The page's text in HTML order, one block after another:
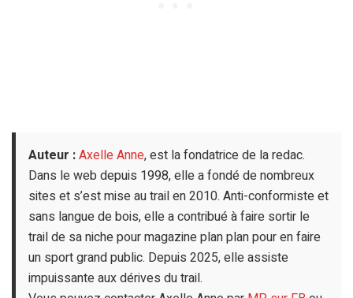
Auteur :Axelle Anne, est la fondatrice de la redac.
Dans le web depuis 1998, elle a fondé de nombreux
sites et s’est mise au trail en 2010. Anti-conformiste et
sans langue de bois, elle a contribué à faire sortir le
trail de sa niche pour magazine plan plan pour en faire
un sport grand public. Depuis 2025, elle assiste
impuissante aux dérives du trail.